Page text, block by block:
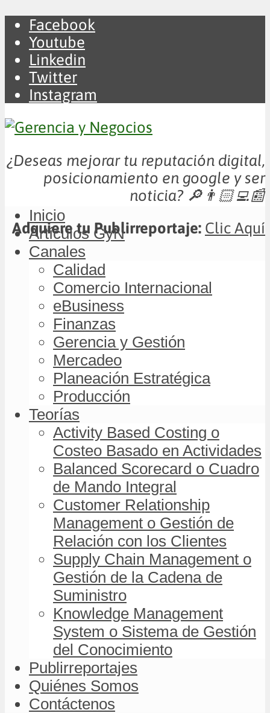
Facebook
Youtube
Linkedin
Twitter
Instagram
¿Deseas mejorar tu reputación digital,
posicionamiento en google y ser
noticia? 🔎👨🏻‍💻📰
Adquiere tu Publirreportaje: Clic Aquí
Inicio
Artículos GyN
Canales
Calidad
Comercio Internacional
eBusiness
Finanzas
Gerencia y Gestión
Mercadeo
Planeación Estratégica
Producción
Teorías
Activity Based Costing o
Costeo Basado en Actividades
Balanced Scorecard o Cuadro
de Mando Integral
Customer Relationship
Management o Gestión de
Relación con los Clientes
Supply Chain Management o
Gestión de la Cadena de
Suministro
Knowledge Management
System o Sistema de Gestión
del Conocimiento
Publirreportajes
Quiénes Somos
Contáctenos